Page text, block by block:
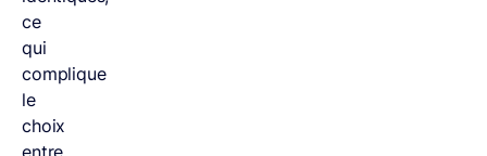
ce
qui
complique
le
choix
entre